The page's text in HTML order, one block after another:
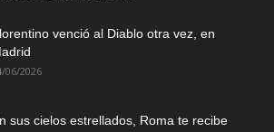
venció al Diablo otra vez, en
06/2026
sus cielos estrellados, Roma te recibe